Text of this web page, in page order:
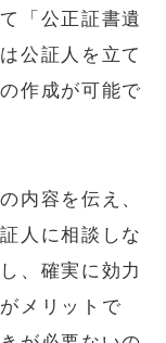
「公正証書遺
公証人を立て
作成が可能で
内容を伝え、
人に相談しな
、確実に効力
メリットで